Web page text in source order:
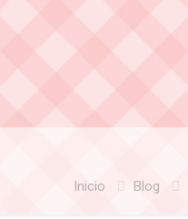
Inicio Blog